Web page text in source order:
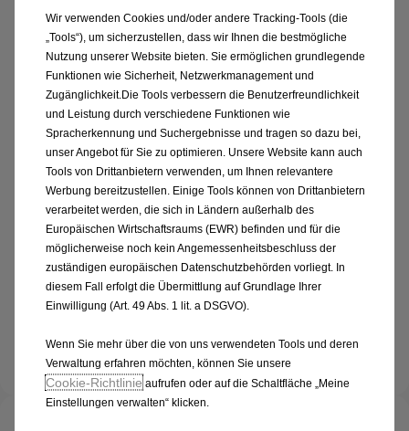
Finanzierung und Servicevertrag und Versicherung
Die Stärken dieser Version:
Multimedia Radio 10"
16" Stahlfelge mit Zierkappen Silber
Parkpilot, hinten
Außenspiegel elektrisch einstell- und beheizbar,
manuell anklappbar
Jetzt konfigurieren
Angebot anfordern
Wir verwenden Cookies und/oder andere Tracking-Tools (die
„Tools“), um sicherzustellen, dass wir Ihnen die bestmögliche
Nutzung unserer Website bieten. Sie ermöglichen grundlegende
Funktionen wie Sicherheit, Netzwerkmanagement und
Zugänglichkeit.Die Tools verbessern die Benutzerfreundlichkeit
und Leistung durch verschiedene Funktionen wie
Spracherkennung und Suchergebnisse und tragen so dazu bei,
unser Angebot für Sie zu optimieren. Unsere Website kann auch
Tools von Drittanbietern verwenden, um Ihnen relevantere
Werbung bereitzustellen. Einige Tools können von Drittanbietern
verarbeitet werden, die sich in Ländern außerhalb des
Europäischen Wirtschaftsraums (EWR) befinden und für die
möglicherweise noch kein Angemessenheitsbeschluss der
zuständigen europäischen Datenschutzbehörden vorliegt. In
diesem Fall erfolgt die Übermittlung auf Grundlage Ihrer
Einwilligung (Art. 49 Abs. 1 lit. a DSGVO).
Wenn Sie mehr über die von uns verwendeten Tools und deren
Verwaltung erfahren möchten, können Sie unsere
Cookie‑Richtlinie aufrufen oder auf die Schaltfläche „Meine
Einstellungen verwalten“ klicken.